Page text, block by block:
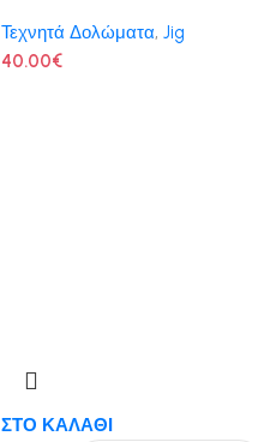
Τεχνητά Δολώματα, Jig
40.00€
ΣΤΟ ΚΑΛΑΘΙ